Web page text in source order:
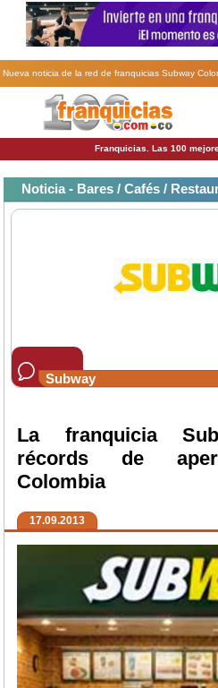
Nueva noticia de la red de franquicias Subway
Franquicias. Las 100
Noticia - Bares / Cafés /
Subway
La franquicia
récords de
Colombia
17.09.2013